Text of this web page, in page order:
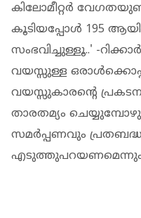
കിലോമീറ്റര്‍
കൂടിയപ്പോള്‍ 195
സംഭവിച്ചുള്ളൂ..' -
വയസ്സുള്ള
വയസ്സുകാരന്റെ
താരതമ്യം
സമര്‍പ്പണവും
എടുത്തുപറയണമെന്നും